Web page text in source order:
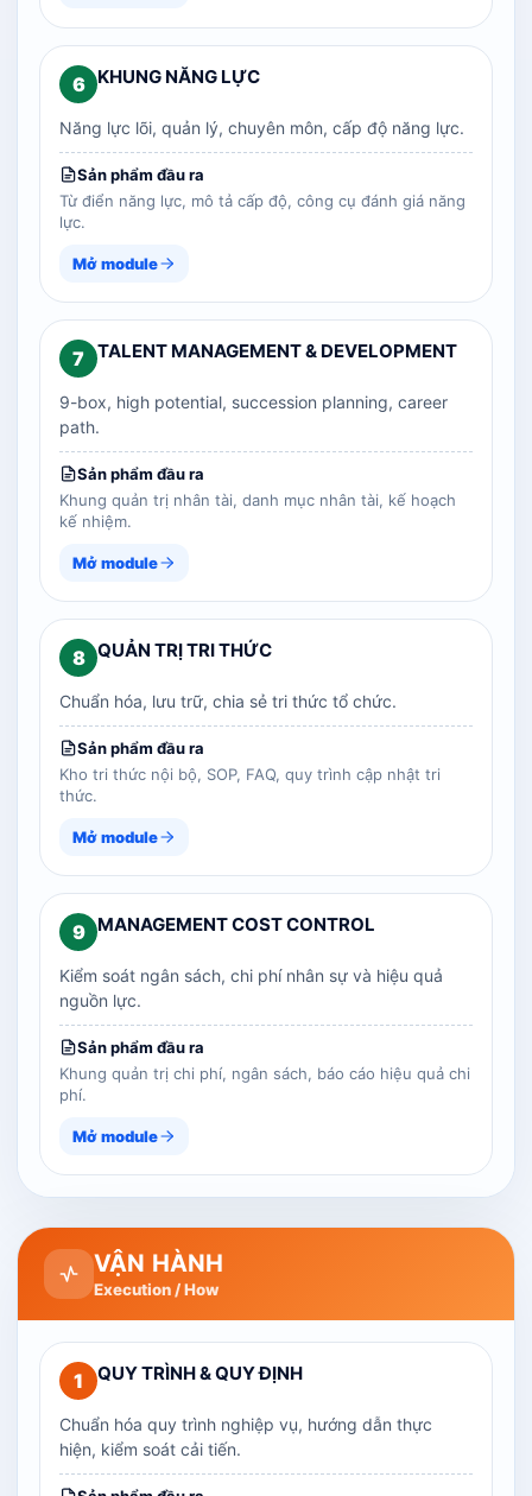
6 KHUNG NĂNG LỰC
Năng lực lõi, quản lý, chuyên môn, cấp độ năng lực.
Sản phẩm đầu ra
Từ điển năng lực, mô tả cấp độ, công cụ đánh giá năng
lực.
Mở module
7 TALENT MANAGEMENT & DEVELOPMENT
9-box, high potential, succession planning, career
path.
Sản phẩm đầu ra
Khung quản trị nhân tài, danh mục nhân tài, kế hoạch
kế nhiệm.
Mở module
8 QUẢN TRỊ TRI THỨC
Chuẩn hóa, lưu trữ, chia sẻ tri thức tổ chức.
Sản phẩm đầu ra
Kho tri thức nội bộ, SOP, FAQ, quy trình cập nhật tri
thức.
Mở module
9 MANAGEMENT COST CONTROL
Kiểm soát ngân sách, chi phí nhân sự và hiệu quả
nguồn lực.
Sản phẩm đầu ra
Khung quản trị chi phí, ngân sách, báo cáo hiệu quả chi
phí.
Mở module
VẬN HÀNH
Execution / How
1 QUY TRÌNH & QUY ĐỊNH
Chuẩn hóa quy trình nghiệp vụ, hướng dẫn thực
hiện, kiểm soát cải tiến.